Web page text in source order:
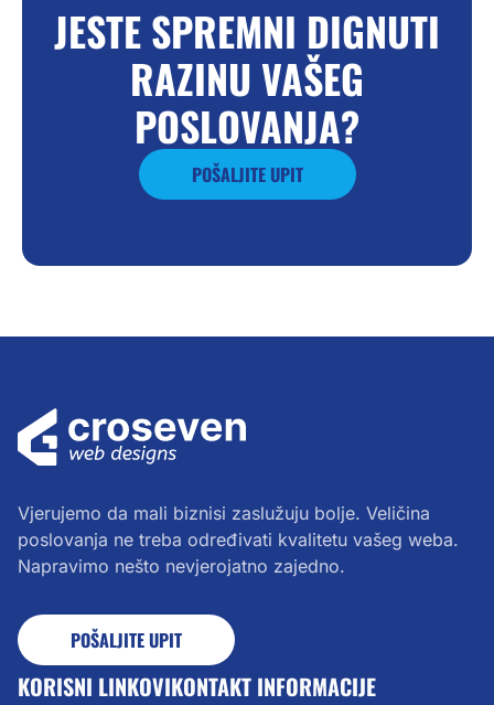
JESTE SPREMNI DIGNUTI
RAZINU VAŠEG
POSLOVANJA?
POŠALJITE UPIT
Vjerujemo da mali biznisi zaslužuju bolje. Veličina
poslovanja ne treba određivati kvalitetu vašeg weba.
Napravimo nešto nevjerojatno zajedno.
POŠALJITE UPIT
KORISNI LINKOVIKONTAKT INFORMACIJE